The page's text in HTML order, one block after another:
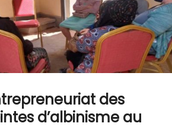
des
d’albinisme au